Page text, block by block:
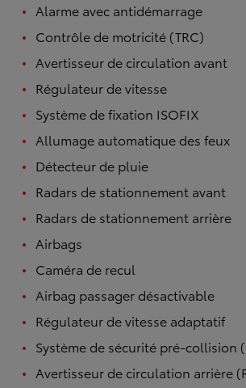
Alarme avec antidémarrage
Contrôle de motricité (TRC)
Avertisseur de circulation avant
Régulateur de vitesse
Système de fixation ISOFIX
Allumage automatique des feux
Détecteur de pluie
Radars de stationnement avant
Radars de stationnement arrière
Airbags
Caméra de recul
Airbag passager désactivable
Régulateur de vitesse adaptatif
Système de sécurité pré-collision
Avertisseur de circulation arrière